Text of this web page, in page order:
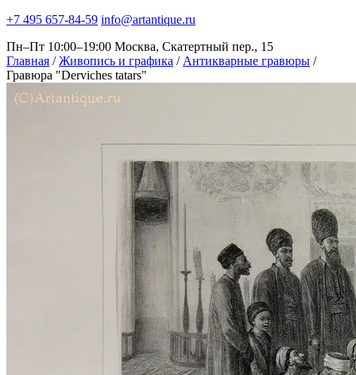
+7 495 657-84-59 info@artantique.ru
Пн–Пт 10:00–19:00 Москва, Скатертный пер., 15
Главная / Живопись и графика / Антикварные гравюры /
Гравюра "Derviches tatars"